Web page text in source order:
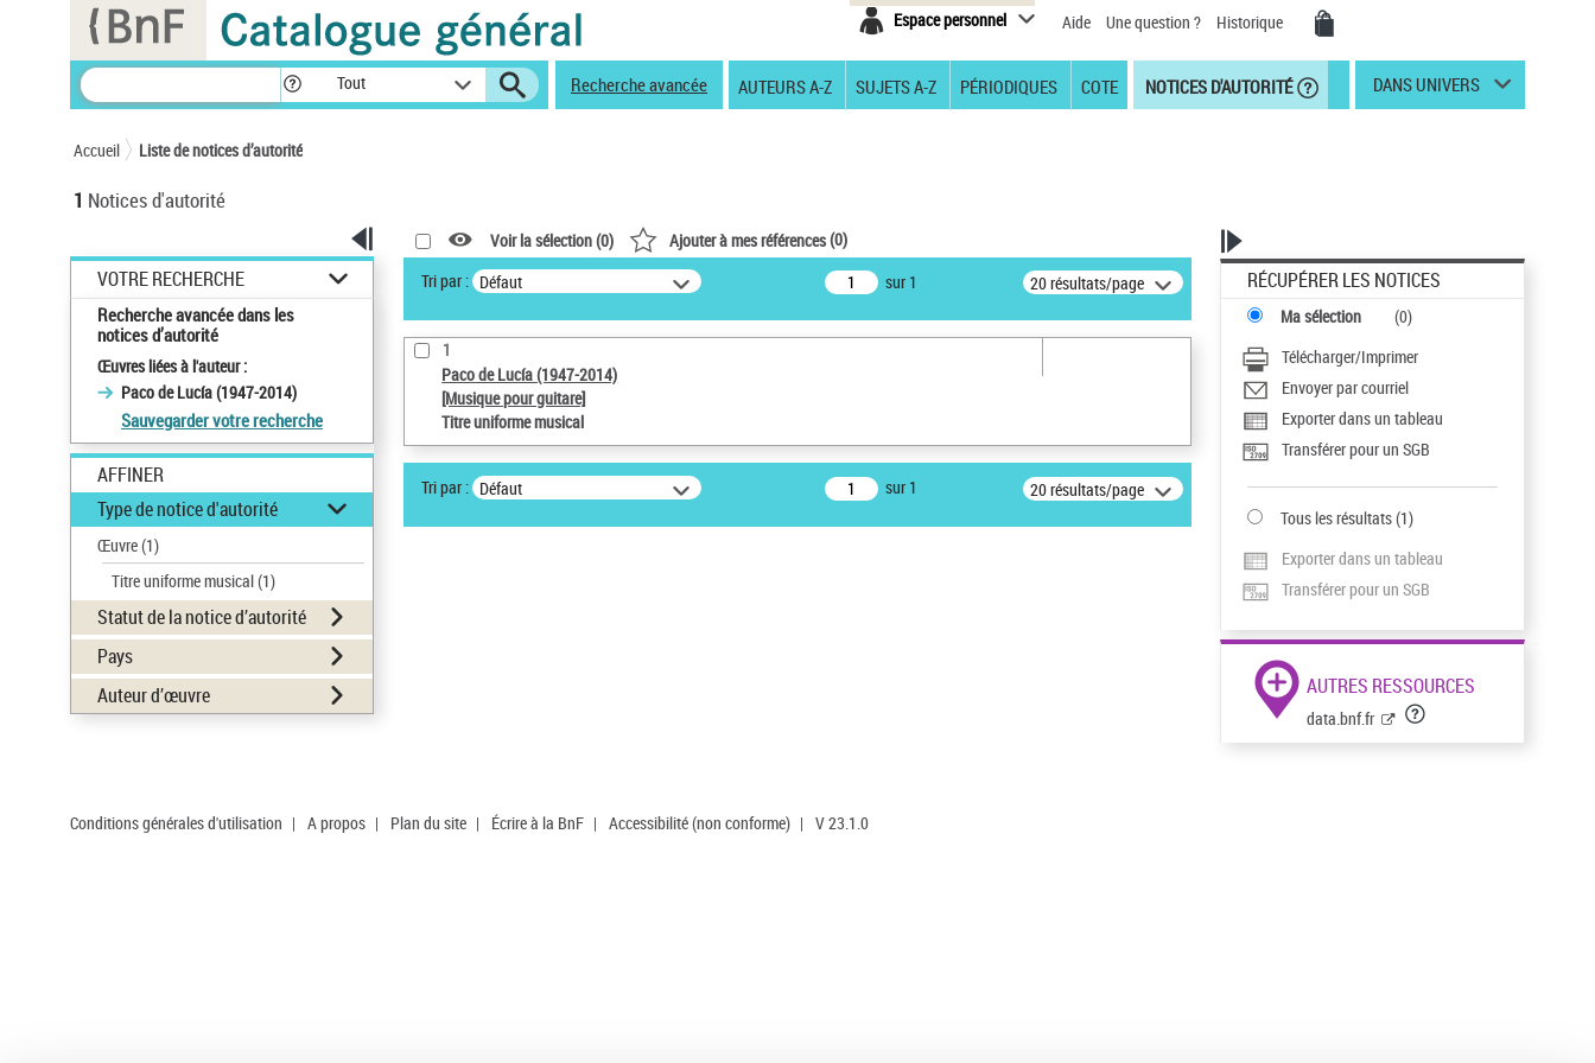
Espace personnel Aide Une question ? Historique
Tout Recherche avancée AUTEURS A-Z SUJETS A-Z PÉRIODIQUES COTE NOTICES D'AUTORITÉ DANS UNIVERS
Accueil Liste de notices d’autorité
1 Notices d'autorité
VOTRE RECHERCHE
Recherche avancée dans les
notices d’autorité
Œuvres liées à l'auteur :
Paco de Lucía (1947-2014)
Sauvegarder votre recherche
AFFINER
Type de notice d'autorité
Œuvre(1)
Titre uniforme musical(1)
Statut de la notice d’autorité
Pays
Auteur d’œuvre
Voir la sélection (0) Ajouter à mes références(0)
Tri par : Défaut sur 1 20 résultats/page
1
Paco de Lucía (1947-2014)
[Musique pour guitare]
Titre uniforme musical
Tri par : Défaut sur 1 20 résultats/page
RÉCUPÉRER LES NOTICES
Ma sélection (0)
Télécharger/Imprimer
Envoyer par courriel
Exporter dans un tableau
Transférer pour un SGB
Tous les résultats(1)
Exporter dans un tableau
Transférer pour un SGB
AUTRES RESSOURCES
data.bnf.fr
Conditions générales d'utilisation | A propos | Plan du site | Écrire à la BnF | Accessibilité (non conforme) | V 23.1.0
Panneau de gestion des cookies